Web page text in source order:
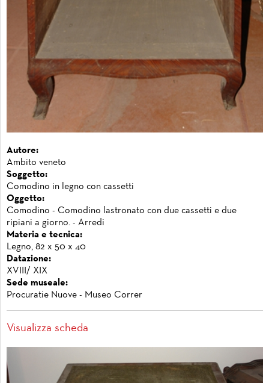
Autore:
Ambito veneto
Soggetto:
Comodino in legno con cassetti
Oggetto:
Comodino - Comodino lastronato con due cassetti e due
ripiani a giorno. - Arredi
Materia e tecnica:
Legno, 82 x 50 x 40
Datazione:
XVIII/ XIX
Sede museale:
Procuratie Nuove - Museo Correr
Visualizza scheda